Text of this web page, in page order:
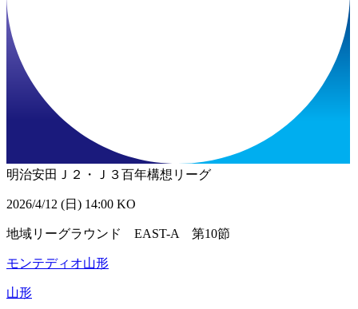
明治安田Ｊ２・Ｊ３百年構想リーグ
2026/4/12 (日) 14:00 KO
地域リーグラウンド EAST-A 第10節
モンテディオ山形
山形